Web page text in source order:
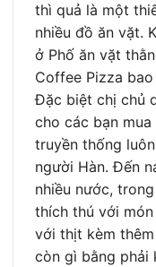
thì quả là một
nhiều đồ ăn vặt.
ở Phố ăn vặt
Coffee Pizza
Đặc biệt chị chủ
cho các bạn
truyền thống
người Hàn. Đến
nhiều nước,
thích thú với món
với thịt kèm
còn gì bằng phải